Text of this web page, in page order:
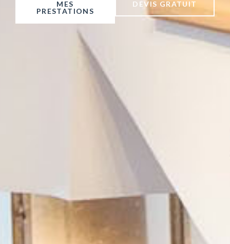
MES
PRESTATIONS
DEVIS GRATUIT